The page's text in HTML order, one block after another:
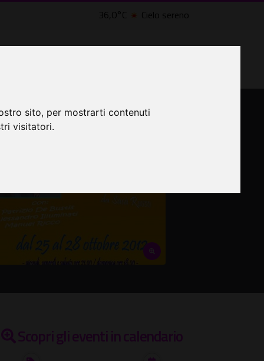
sito, per mostrarti contenuti
visitatori.
36,0°C Cielo sereno
Scopri gli eventi in calendario